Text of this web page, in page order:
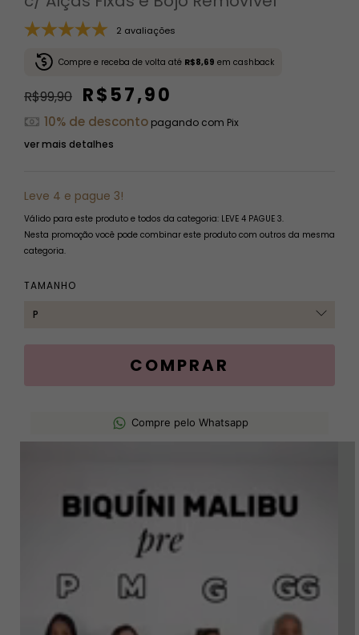
2 avaliações
Compre e receba de volta até R$8,69 em cashback
R$99,90 R$57,90
10% de desconto pagando com Pix
ver mais detalhes
Leve 4 e pague 3!
Válido para este produto e todos da categoria: LEVE 4 PAGUE 3.
Nesta promoção você pode combinar este produto com outros da mesma
categoria.
TAMANHO
Compre pelo Whatsapp